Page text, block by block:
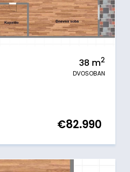
38 m2
DVOSOBAN
€82.990